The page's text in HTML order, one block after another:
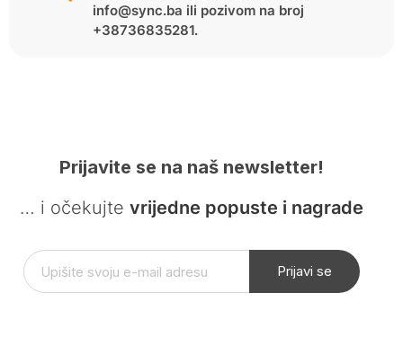
info@sync.ba ili pozivom na broj
+38736835281.
Prijavite se na naš newsletter!
… i očekujte vrijedne popuste i nagrade
Prijavi se